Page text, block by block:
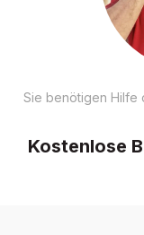
Sie benötigen Hilfe
Kostenlose